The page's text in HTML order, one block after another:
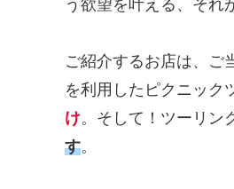
う欲望を叶える、それ
ご紹介するお店は、ご
を利用したピクニック
け。そして！ツーリン
す。